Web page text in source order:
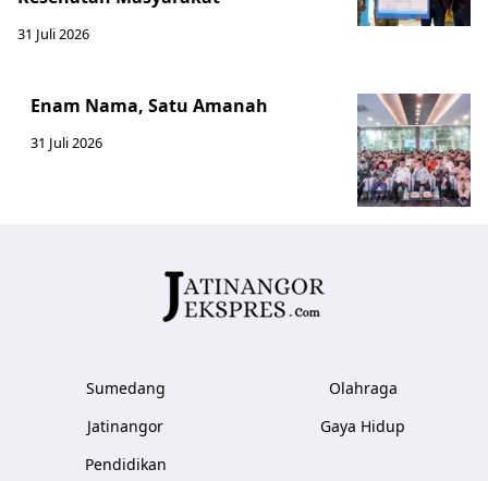
31 Juli 2026
Enam Nama, Satu Amanah
31 Juli 2026
Sumedang
Jatinangor
Pendidikan
Olahraga
Gaya Hidup